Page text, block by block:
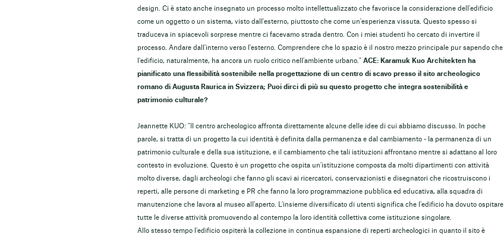
design. Ci è stato anche insegnato un processo molto intellettualizzato che favorisce la considerazione dell'edificio
come un oggetto o un sistema, visto dall'esterno, piuttosto che come un'esperienza vissuta. Questo spesso si
traduceva in spiacevoli sorprese mentre ci facevamo strada dentro. Con i miei studenti ho cercato di invertire il
processo. Andare dall'interno verso l'esterno. Comprendere che lo spazio è il nostro mezzo principale pur sapendo che
l'edificio, naturalmente, ha ancora un ruolo critico nell'ambiente urbano." ACE: Karamuk Kuo Architekten ha
pianificato una flessibilità sostenibile nella progettazione di un centro di scavo presso il sito archeologico
romano di Augusta Raurica in Svizzera; Puoi dirci di più su questo progetto che integra sostenibilità e
patrimonio culturale?
Jeannette KUO: "Il centro archeologico affronta direttamente alcune delle idee di cui abbiamo discusso. In poche
parole, si tratta di un progetto la cui identità è definita dalla permanenza e dal cambiamento - la permanenza di un
patrimonio culturale e della sua istituzione, e il cambiamento che tali istituzioni affrontano mentre si adattano al loro
contesto in evoluzione. Questo è un progetto che ospita un'istituzione composta da molti dipartimenti con attività
molto diverse, dagli archeologi che fanno gli scavi ai ricercatori, conservazionisti e disegnatori che ricostruiscono i
reperti, alle persone di marketing e PR che fanno la loro programmazione pubblica ed educativa, alla squadra di
manutenzione che lavora al museo all'aperto. L'insieme diversificato di utenti significa che l'edificio ha dovuto ospitare
tutte le diverse attività promuovendo al contempo la loro identità collettiva come istituzione singolare.
Allo stesso tempo l'edificio ospiterà la collezione in continua espansione di reperti archeologici in quanto il sito è